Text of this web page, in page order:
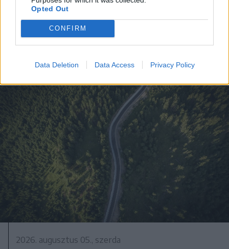
Opted Out
CONFIRM
Data Deletion Data Access Privacy Policy
elnökét
2026. augusztus 05., szerda